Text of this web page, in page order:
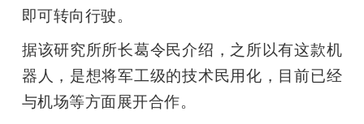
即可转向行驶。
据该研究所所长葛令民介绍，之所以有这款机
器人，是想将军工级的技术民用化，目前已经
与机场等方面展开合作。